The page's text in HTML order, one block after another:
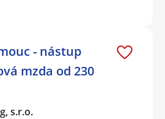
- nástup
mzda od 230
s.r.o.